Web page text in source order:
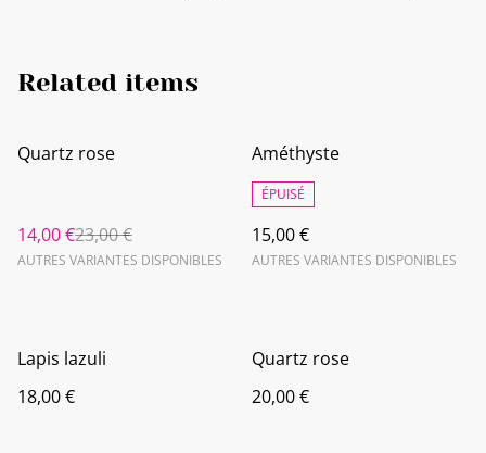
Related items
%
Quartz rose
14,00 €23,00 €
AUTRES VARIANTES DISPONIBLES
Améthyste
ÉPUISÉ
15,00 €
AUTRES VARIANTES DISPONIBLES
Lapis lazuli
18,00 €
Quartz rose
20,00 €